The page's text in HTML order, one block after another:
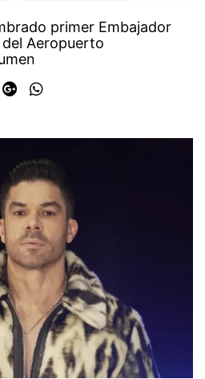
primer Embajador
Aeropuerto